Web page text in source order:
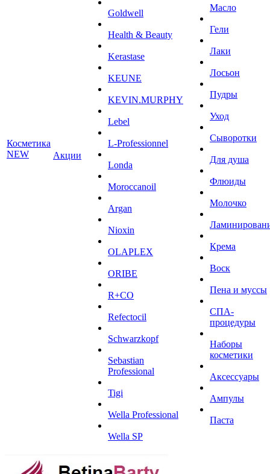
Косметика
NEW
Акции
Goldwell
Health & Beauty
Kerastase
KEUNE
KEVIN.MURPHY
Lebel
L-Professionnel
Londa
Moroccanoil
Argan
Niохin
OLAPLEX
ORIBE
R+CO
Refectocil
Schwarzkopf
Sebastian
Professional
Tigi
Wella Professional
Wella SP
Масло
Гели
Лаки
Лосьон
Пудры
Уход
Сыворотки
Для душа
Флюиды
Молочко
Крема
Воск
Пена и муссы
СПА-
процедуры
Наборы
косметики
Аксессуары
Ампулы
Паста